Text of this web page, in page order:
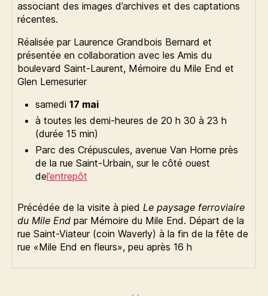
associant des images d’archives et des captations
récentes.
Réalisée par Laurence Grandbois Bernard et
présentée en collaboration avec les Amis du
boulevard Saint-Laurent, Mémoire du Mile End et
Glen Lemesurier
samedi 17 mai
à toutes les demi-heures de 20 h 30 à 23 h
(durée 15 min)
Parc des Crépuscules, avenue Van Horne près
de la rue Saint-Urbain, sur le côté ouest
del’entrepôt
Précédée de la visite à pied Le paysage ferroviaire
du Mile End par Mémoire du Mile End. Départ de la
rue Saint-Viateur (coin Waverly) à la fin de la fête de
rue «Mile End en fleurs», peu après 16 h